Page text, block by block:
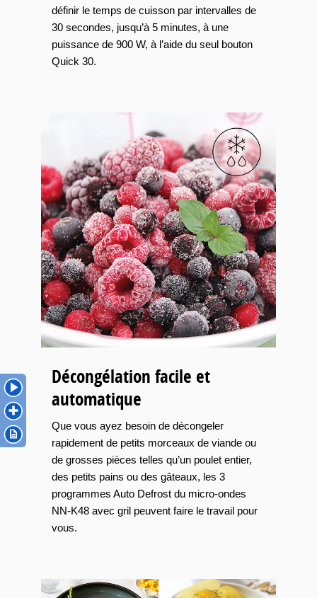
définir le temps de cuisson par intervalles de
30 secondes, jusqu’à 5 minutes, à une
puissance de 900 W, à l’aide du seul bouton
Quick 30.
Décongélation facile et
automatique
Que vous ayez besoin de décongeler
rapidement de petits morceaux de viande ou
de grosses pièces telles qu’un poulet entier,
des petits pains ou des gâteaux, les 3
programmes Auto Defrost du micro-ondes
NN-K48 avec gril peuvent faire le travail pour
vous.